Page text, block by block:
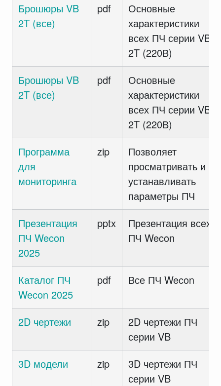
Брошюры VB
2T (все)
pdf
Основные
характеристики
всех ПЧ серии VB
2T (220В)
Брошюры VB
2T (все)
pdf
Основные
характеристики
всех ПЧ серии VB
2T (220В)
Программа
для
мониторинга
zip
Позволяет
просматривать и
устанавливать
параметры ПЧ
Презентация
ПЧ Wecon
2025
pptx
Презентация всех
ПЧ Wecon
Каталог ПЧ
Wecon 2025
pdf Все ПЧ Wecon
2D чертежи zip
2D чертежи ПЧ
серии VB
3D модели
zip
3D чертежи ПЧ
серии VB